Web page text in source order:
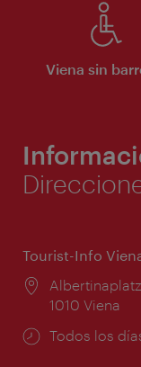
Viena sin
Tourist-Info
Lugar:
1010 Viena
Horarios
Todos los